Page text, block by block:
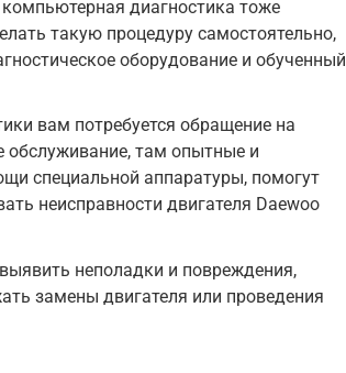
диагностика тоже
такую процедуру самостоятельно,
оборудование и обученный
вам потребуется обращение на
обслуживание, там опытные и
специальной аппаратуры, помогут
неисправности двигателя Daewoo
неполадки и повреждения,
замены двигателя или проведения